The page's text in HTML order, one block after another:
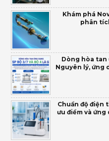
Khám phá
phân
Dòng hòa tan
Nguyên lý, ứng
Chuẩn độ điện
ưu điểm và